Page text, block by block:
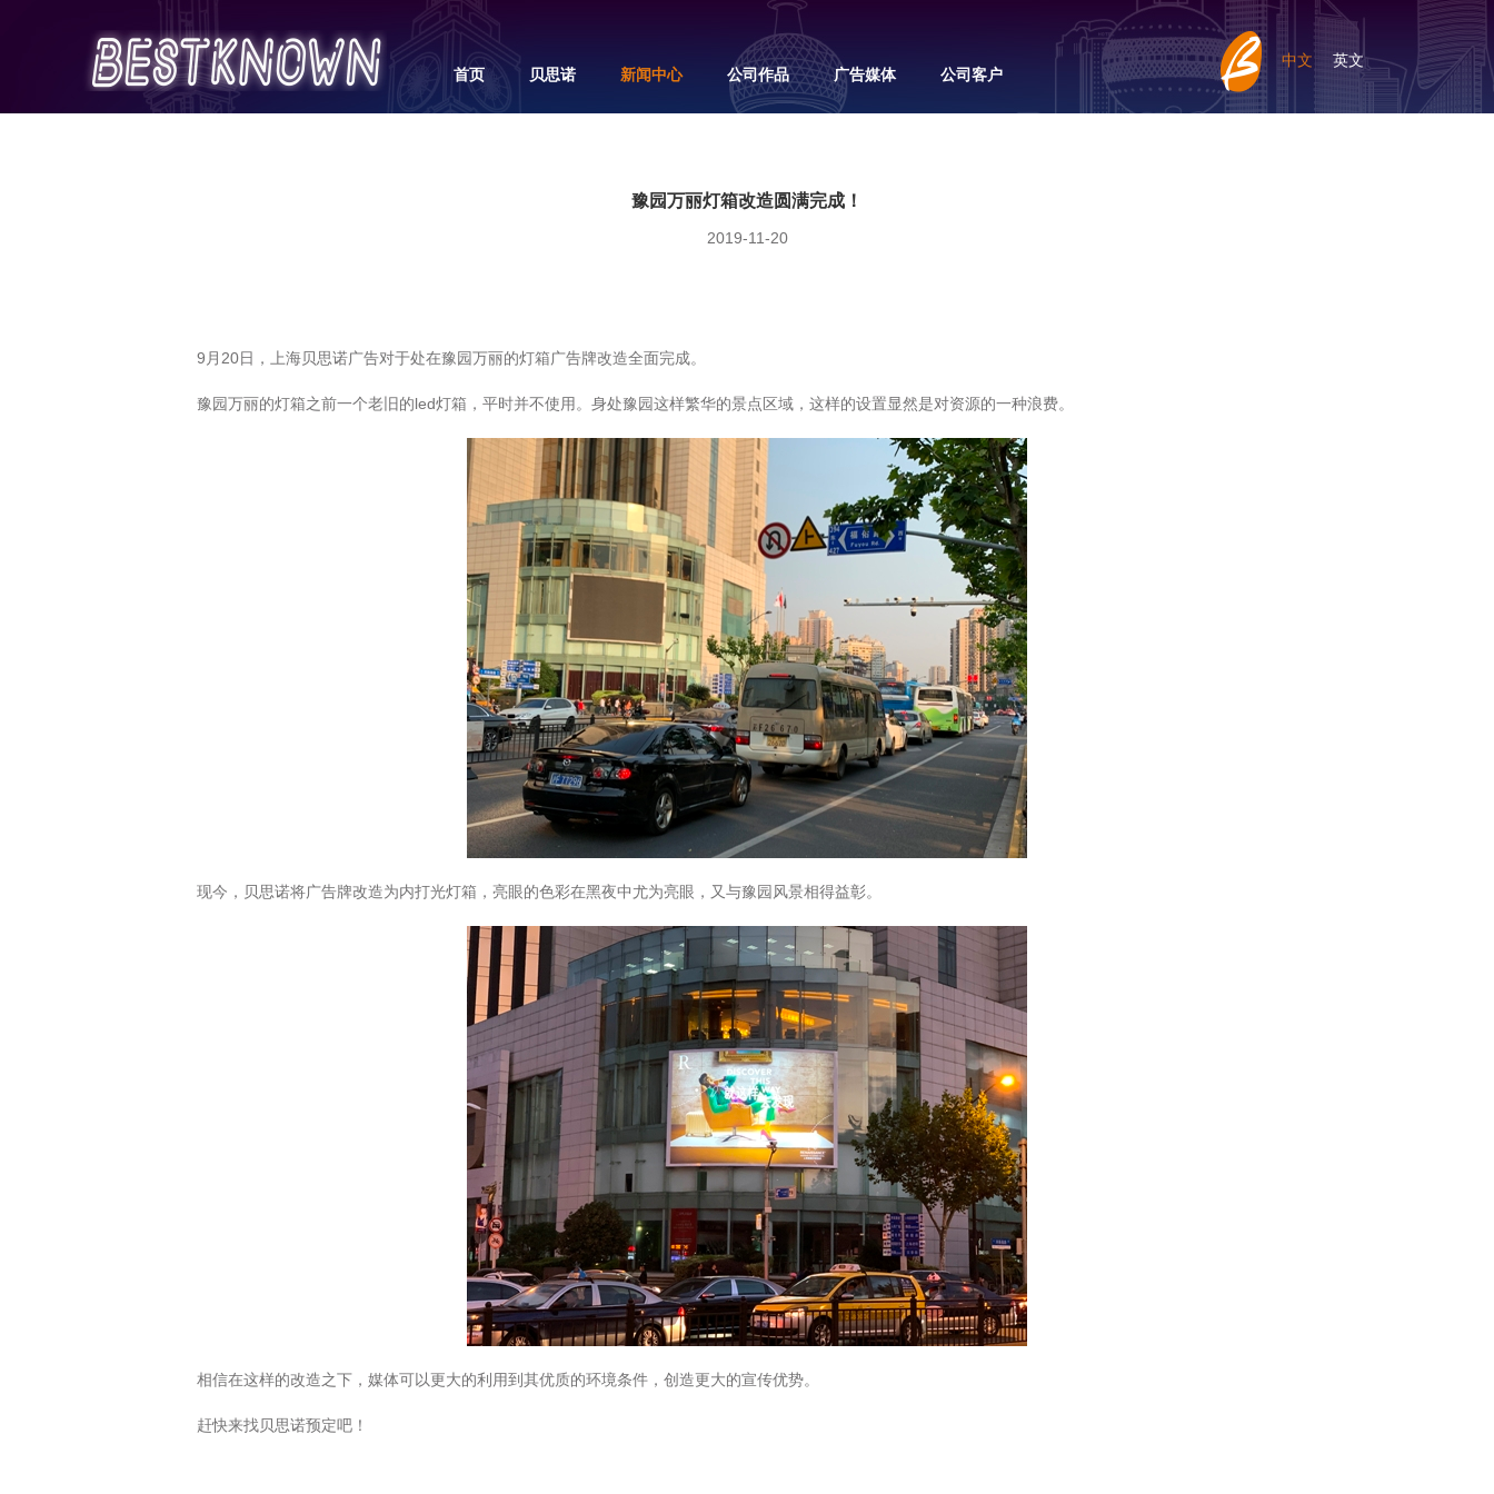
首页 贝思诺 新闻中心 公司作品 广告媒体 公司客户
中文 英文
豫园万丽灯箱改造圆满完成！
2019-11-20
9月20日，上海贝思诺广告对于处在豫园万丽的灯箱广告牌改造全面完成。
豫园万丽的灯箱之前一个老旧的led灯箱，平时并不使用。身处豫园这样繁华的景点区域，这样的设置显然是对资源的一种浪费。
现今，贝思诺将广告牌改造为内打光灯箱，亮眼的色彩在黑夜中尤为亮眼，又与豫园风景相得益彰。
相信在这样的改造之下，媒体可以更大的利用到其优质的环境条件，创造更大的宣传优势。
赶快来找贝思诺预定吧！